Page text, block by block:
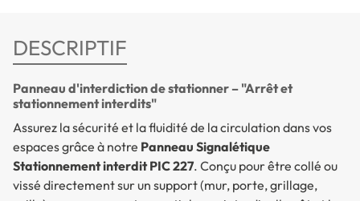
DESCRIPTIF
Panneau d'interdiction de stationner – "Arrêt et
stationnement interdits"
Assurez la sécurité et la fluidité de la circulation dans vos
espaces grâce à notre Panneau Signalétique
Stationnement interdit PIC 227. Conçu pour être collé ou
vissé directement sur un support (mur, porte, grillage,